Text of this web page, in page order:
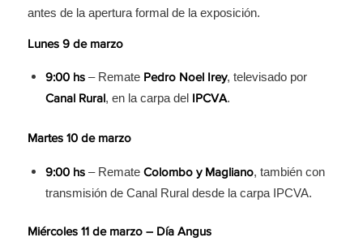
antes de la apertura formal de la exposición.
Lunes 9 de marzo
9:00 hs– Remate Pedro Noel Irey, televisado por
Canal Rural, en la carpa del IPCVA.
Martes 10 de marzo
9:00 hs– Remate Colombo y Magliano, también con
transmisión de Canal Rural desde la carpa IPCVA.
Miércoles 11 de marzo – Día Angus